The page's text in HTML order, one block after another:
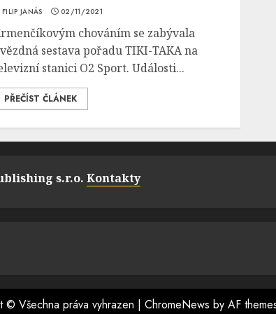
FILIP JANÁS 02/11/2021
chováním se zabývala
sestava pořadu TIKI-TAKA na
stanici O2 Sport. Události...
PŘEČÍST ČLÁNEK
s.r.o. Kontakty
© Všechna práva vyhrazen | ChromeNews by AF